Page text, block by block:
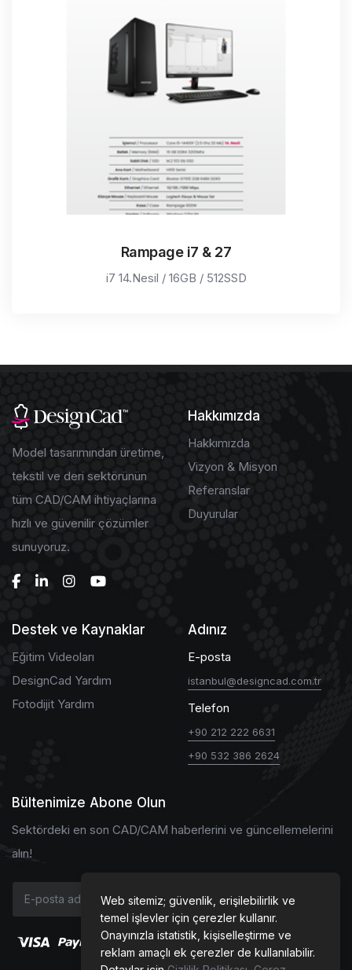
Rampage i7 & 27
i7 14.Nesil / 16GB / 512SSD
Model tasarımından üretime,
tekstil ve deri sektörünün
tüm CAD/CAM ihtiyaçlarına
hızlı ve güvenilir çözümler
sunuyoruz.
Hakkımızda
Hakkımızda
Vizyon & Misyon
Referanslar
Duyurular
Destek ve Kaynaklar
Eğitim Videoları
DesignCad Yardım
Fotodijit Yardım
Adınız
E-posta
istanbul@designcad.com.tr
Telefon
+90 212 222 6631
+90 532 386 2624
Bültenimize Abone Olun
Sektördeki en son CAD/CAM haberlerini ve güncellemelerini
alın!
Web sitemiz; güvenlik, erişilebilirlik ve
temel işlevler için çerezler kullanır.
Onayınızla istatistik, kişiselleştirme ve
reklam amaçlı ek çerezler de kullanılabilir.